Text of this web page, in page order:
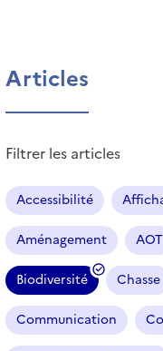
Articles
Filtrer les articles
Accessibilité
Aménagement AOT
Biodiversité
(
f
i
Chasse
Communication